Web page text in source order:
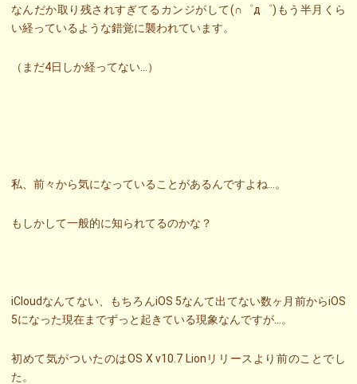
なんだか取り残されすぎてるカンジがして(∩゜д゜)もう半月くら
い経っているような錯覚に襲われています。
（まだ4日しか経ってない…）
私、前々から気になっていることがあるんですよね…。
もしかして一般的に知られてるのかな？
iCloudなんてない、もちろんiOS 5なんて出てない数ヶ月前からiOS
5になった現在までずっと起きている現象なんですが…。
初めて気がついたのはOS X v10.7 Lionリリースより前のことでし
た。